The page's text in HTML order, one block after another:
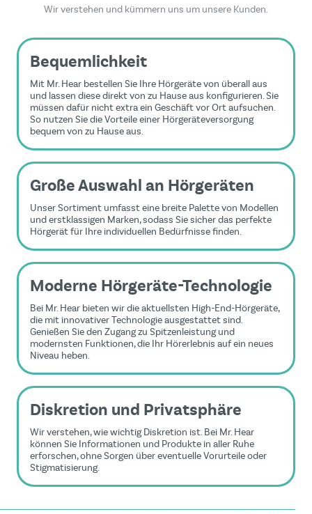
Wir verstehen und kümmern uns um unsere Kunden.
Bequemlichkeit
Mit Mr. Hear bestellen Sie Ihre Hörgeräte von überall aus
und lassen diese direkt von zu Hause aus konfigurieren. Sie
müssen dafür nicht extra ein Geschäft vor Ort aufsuchen.
So nutzen Sie die Vorteile einer Hörgeräteversorgung
bequem von zu Hause aus.
Große Auswahl an Hörgeräten
Unser Sortiment umfasst eine breite Palette von Modellen
und erstklassigen Marken, sodass Sie sicher das perfekte
Hörgerät für Ihre individuellen Bedürfnisse finden.
Moderne Hörgeräte-Technologie
Bei Mr. Hear bieten wir die aktuellsten High-End-Hörgeräte,
die mit innovativer Technologie ausgestattet sind.
Genießen Sie den Zugang zu Spitzenleistung und
modernsten Funktionen, die Ihr Hörerlebnis auf ein neues
Niveau heben.
Diskretion und Privatsphäre
Wir verstehen, wie wichtig Diskretion ist. Bei Mr. Hear
können Sie Informationen und Produkte in aller Ruhe
erforschen, ohne Sorgen über eventuelle Vorurteile oder
Stigmatisierung.